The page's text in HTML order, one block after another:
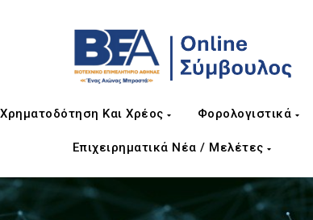
Χρηματοδότηση Και Χρέος Φορολογιστικά
Επιχειρηματικά Νέα / Μελέτες